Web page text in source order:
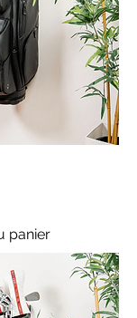
panier